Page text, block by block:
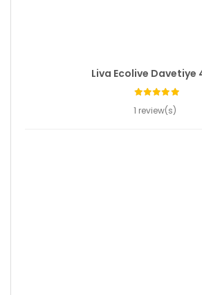
Liva Ecolive Davetiye
1 review(s)